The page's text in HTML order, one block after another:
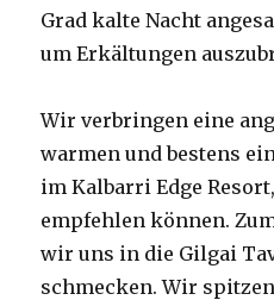
Grad kalte Nacht
um Erkältungen
Wir verbringen eine
warmen und bestens
im Kalbarri Edge
empfehlen können.
wir uns in die Gilgai
schmecken. Wir